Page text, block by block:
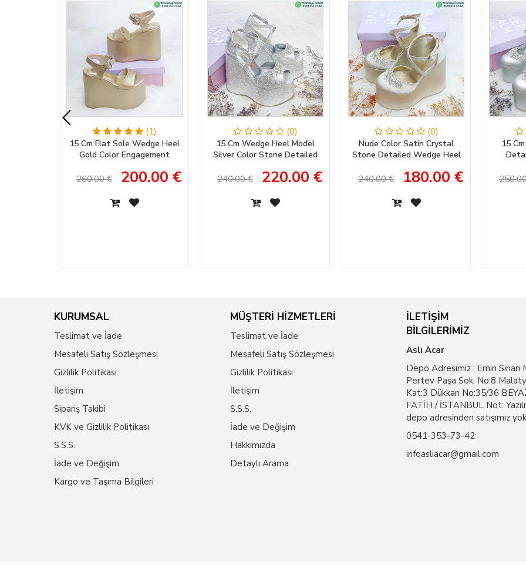
(1)
15 Cm Flat Sole Wedge Heel
Gold Color Engagement
Shoes
260.00 € 200.00 €
(0)
15 Cm Wedge Heel Model
Silver Color Stone Detailed
Engagement Shoes
240.00 € 220.00 €
(0)
Nude Color Satin Crystal
Stone Detailed Wedge Heel
Wedding Shoes
240.00 € 180.00 €
15
KURUMSAL
Teslimat ve İade
Mesafeli Satış Sözleşmesi
Gizlilik Politikası
İletişim
Sipariş Takibi
KVK ve Gizlilik Politikası
S.S.S.
İade ve Değişim
Kargo ve Taşıma Bilgileri
MÜŞTERİ HİZMETLERİ
Teslimat ve İade
Mesafeli Satış Sözleşmesi
Gizlilik Politikası
İletişim
S.S.S.
İade ve Değişim
Hakkımızda
Detaylı Arama
İLETİŞİM
BİLGİLERİMİZ
Aslı Acar
Depo Adresimiz : Emin Sinan
Pertev Paşa Sok. No:8
Kat:3 Dükkan No:35/36
FATİH / İSTANBUL Not:
depo adresinden satışımız
0541-353-73-42
infoasliacar@gmail.com